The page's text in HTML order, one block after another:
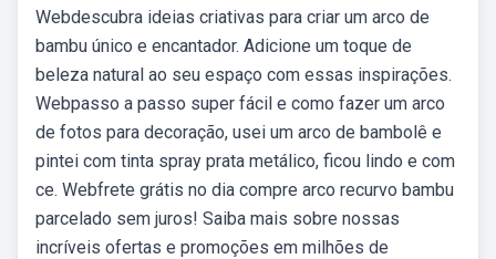
Webdescubra ideias criativas para criar um arco de
bambu único e encantador. Adicione um toque de
beleza natural ao seu espaço com essas inspirações.
Webpasso a passo super fácil e como fazer um arco
de fotos para decoração, usei um arco de bambolê e
pintei com tinta spray prata metálico, ficou lindo e com
ce. Webfrete grátis no dia compre arco recurvo bambu
parcelado sem juros! Saiba mais sobre nossas
incríveis ofertas e promoções em milhões de